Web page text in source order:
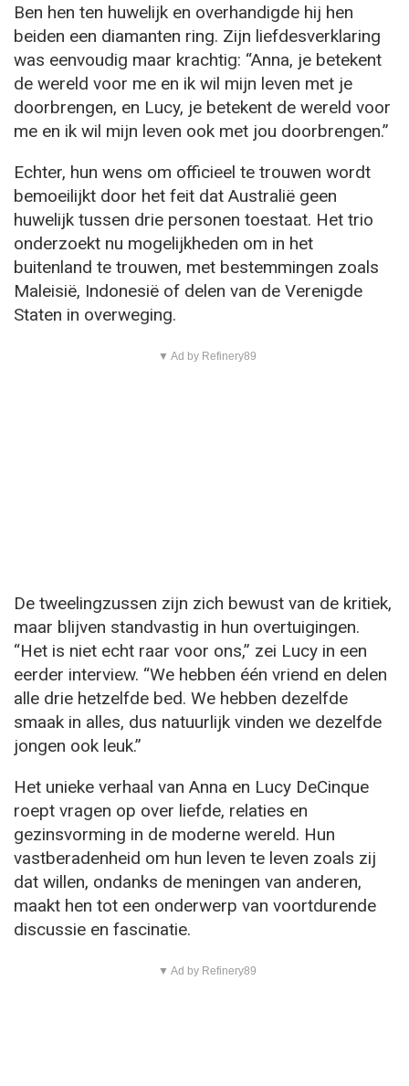
Ben hen ten huwelijk en overhandigde hij hen
beiden een diamanten ring. Zijn liefdesverklaring
was eenvoudig maar krachtig: “Anna, je betekent
de wereld voor me en ik wil mijn leven met je
doorbrengen, en Lucy, je betekent de wereld voor
me en ik wil mijn leven ook met jou doorbrengen.”
Echter, hun wens om officieel te trouwen wordt
bemoeilijkt door het feit dat Australië geen
huwelijk tussen drie personen toestaat. Het trio
onderzoekt nu mogelijkheden om in het
buitenland te trouwen, met bestemmingen zoals
Maleisië, Indonesië of delen van de Verenigde
Staten in overweging.
▼ Ad by Refinery89
De tweelingzussen zijn zich bewust van de kritiek,
maar blijven standvastig in hun overtuigingen.
“Het is niet echt raar voor ons,” zei Lucy in een
eerder interview. “We hebben één vriend en delen
alle drie hetzelfde bed. We hebben dezelfde
smaak in alles, dus natuurlijk vinden we dezelfde
jongen ook leuk.”
Het unieke verhaal van Anna en Lucy DeCinque
roept vragen op over liefde, relaties en
gezinsvorming in de moderne wereld. Hun
vastberadenheid om hun leven te leven zoals zij
dat willen, ondanks de meningen van anderen,
maakt hen tot een onderwerp van voortdurende
discussie en fascinatie.
▼ Ad by Refinery89